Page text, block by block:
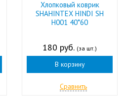
Хлопковый коврик
SHAHINTEX HINDI SH
H001 40*60
180 руб. (за шт.)
В корзину
Сравнить